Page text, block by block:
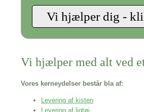
Vi hjælper med alt ved
Vores kerneydelser består bla af:
Levering af kisten
Levering af ligtøj